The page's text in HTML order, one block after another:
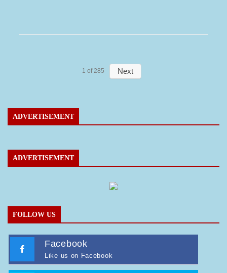
1 of 285 Next
ADVERTISEMENT
ADVERTISEMENT
FOLLOW US
Facebook
Like us on Facebook